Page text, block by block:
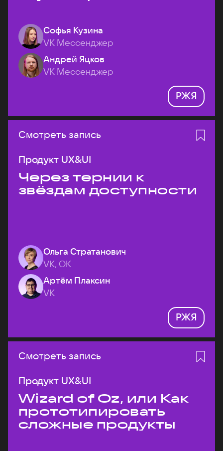
Софья Кузина
VK Мессенджер
Андрей Яцков
VK Мессенджер
РЖЯ
Смотреть запись
Продукт UX&UI
Через тернии к
звёздам доступности
Ольга Стратанович
VK, ОК
Артём Плаксин
VK
РЖЯ
Смотреть запись
Продукт UX&UI
Wizard of Oz, или Как
прототипировать
сложные продукты